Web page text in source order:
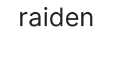
raiden